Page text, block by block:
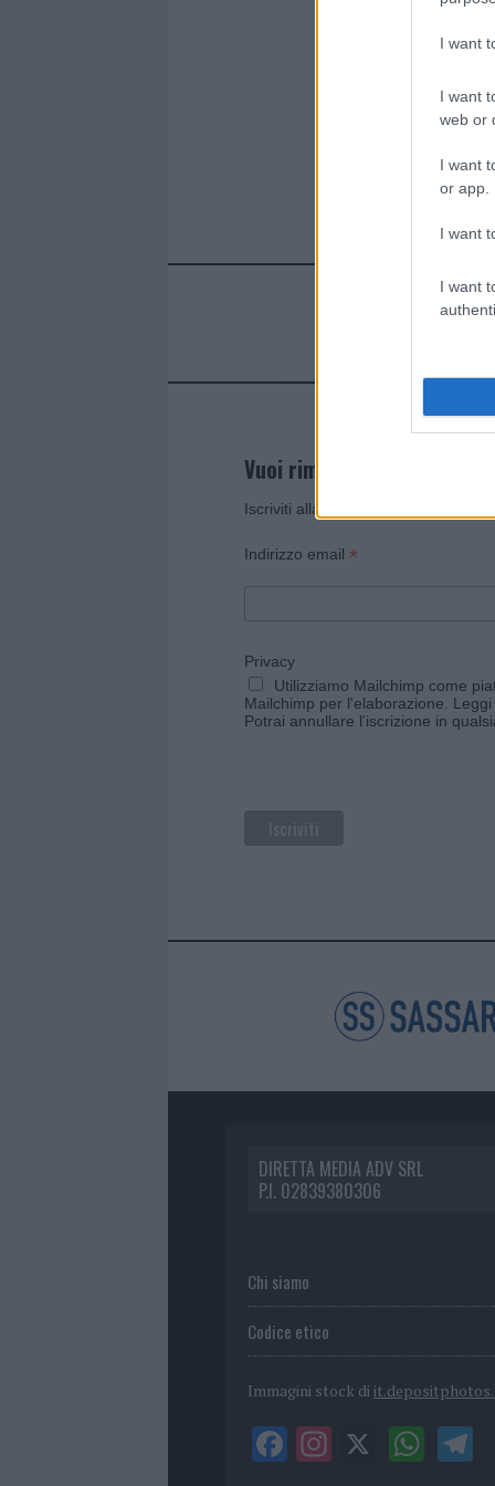
I want
I want
web or
I want
or app.
I want
I want
Vuoi rimanere sempre
Iscriviti alla newsletter di Gallura
Indirizzo email *
Privacy
Utilizziamo Mailchimp come
Mailchimp per l'elaborazione.
Potrai annullare l'iscrizione in
DIRETTA MEDIA ADV SRL
P.I. 02839380306
Chi siamo
Codice etico
Immagini stock di